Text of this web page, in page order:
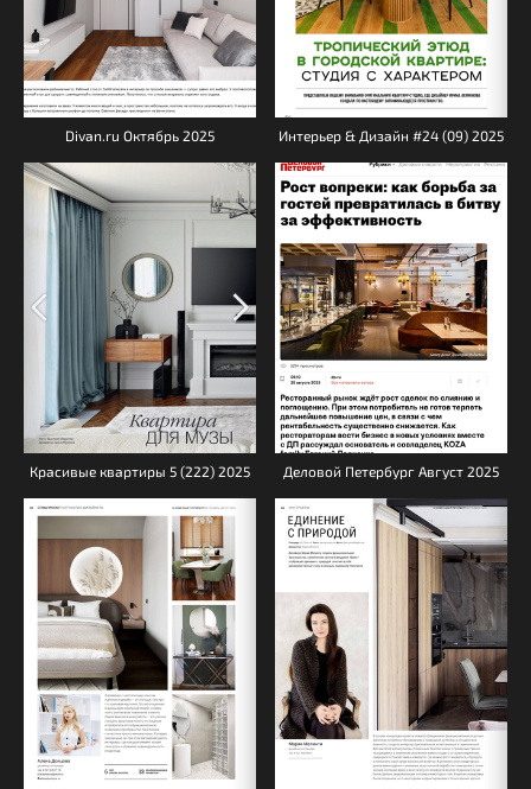
Divan.ru Октябрь 2025 Интерьер & Дизайн #24 (09) 2025
Красивые квартиры 5 (222) 2025 Деловой Петербург Август 2025